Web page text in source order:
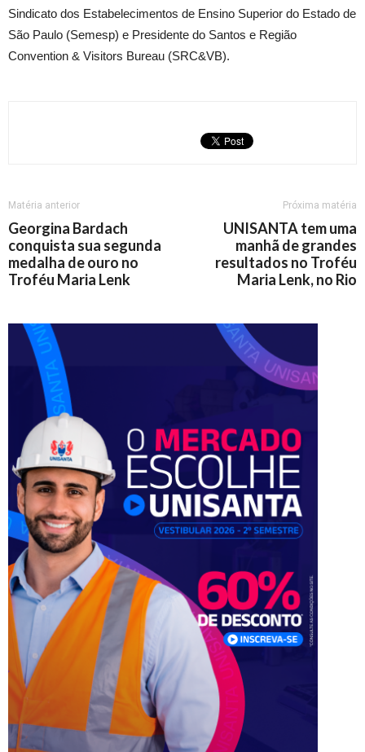
Sindicato dos Estabelecimentos de Ensino Superior do Estado de
São Paulo (Semesp) e Presidente do Santos e Região
Convention & Visitors Bureau (SRC&VB).
Matéria anterior
Georgina Bardach
conquista sua segunda
medalha de ouro no
Troféu Maria Lenk
Próxima matéria
UNISANTA tem uma
manhã de grandes
resultados no Troféu
Maria Lenk, no Rio